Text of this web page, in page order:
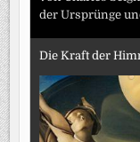
der Ursprünge
Die Kraft der